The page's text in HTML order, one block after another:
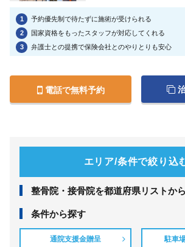
1
予約優先制で待たずに施術が受けられる
2
国家資格をもったスタッフが対応してくれる
3
弁護士との提携で保険会社とのやりとりも安心
電話で無料予約
エリア/条件で絞り込
整⾻院・接⾻院を都道府県リストか
条件から探す
通院支援金贈呈 駐車